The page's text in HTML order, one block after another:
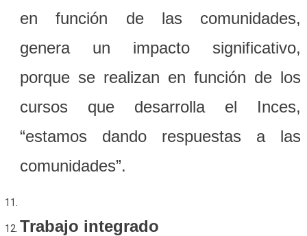
en función de las comunidades,
genera un impacto significativo,
porque se realizan en función de los
cursos que desarrolla el Inces,
“estamos dando respuestas a las
comunidades”.
Trabajo integrado